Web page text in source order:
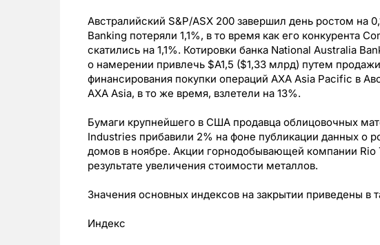
Австралийский S&P/ASX 200 завершил день ростом на
Banking потеряли 1,1%, в то время как его конкурента
скатились на 1,1%. Котировки банка National Australia
о намерении привлечь $A1,5 ($1,33 млрд) путем
финансирования покупки операций AXA Asia Pacific в
AXA Asia, в то же время, взлетели на 13%.
Бумаги крупнейшего в США продавца облицовочных
Industries прибавили 2% на фоне публикации данных о
домов в ноябре. Акции горнодобывающей компании Rio
результате увеличения стоимости металлов.
Значения основных индексов на закрытии приведены в
Индекс